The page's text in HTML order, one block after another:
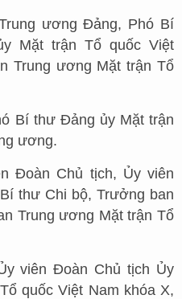
ương Đảng, Phó Bí
Mặt trận Tổ quốc Việt
Trung ương Mặt trận Tổ
Bí thư Đảng ủy Mặt trận
ương.
Đoàn Chủ tịch, Ủy viên
thư Chi bộ, Trưởng ban
Trung ương Mặt trận Tổ
viên Đoàn Chủ tịch Ủy
quốc Việt Nam khóa X,